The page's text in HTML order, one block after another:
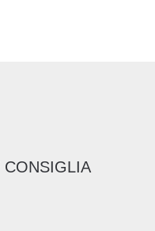
CONSIGLIA